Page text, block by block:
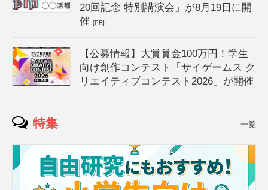
20回記念 特別講演会」が8月19日に開
催[PR]
【公募情報】大賞賞金100万円！学生
向け創作コンテスト「サイゲームス ク
リエイティブコンテスト2026」が開催
特集 一覧